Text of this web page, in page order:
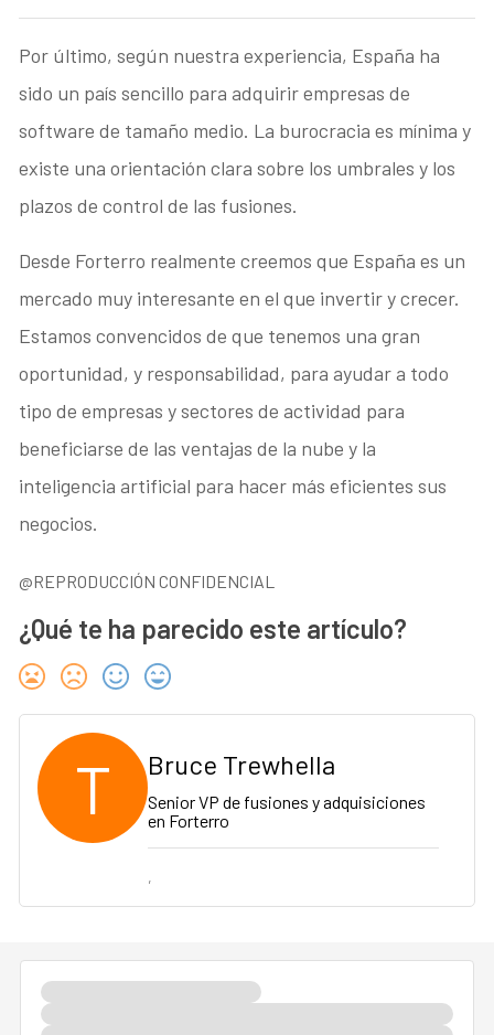
Por último, según nuestra experiencia, España ha
sido un país sencillo para adquirir empresas de
software de tamaño medio. La burocracia es mínima y
existe una orientación clara sobre los umbrales y los
plazos de control de las fusiones.
Desde Forterro realmente creemos que España es un
mercado muy interesante en el que invertir y crecer.
Estamos convencidos de que tenemos una gran
oportunidad, y responsabilidad, para ayudar a todo
tipo de empresas y sectores de actividad para
beneficiarse de las ventajas de la nube y la
inteligencia artificial para hacer más eficientes sus
negocios.
@REPRODUCCIÓN CONFIDENCIAL
¿Qué te ha parecido este artículo?
T Bruce Trewhella
Senior VP de fusiones y adquisiciones
en Forterro
,